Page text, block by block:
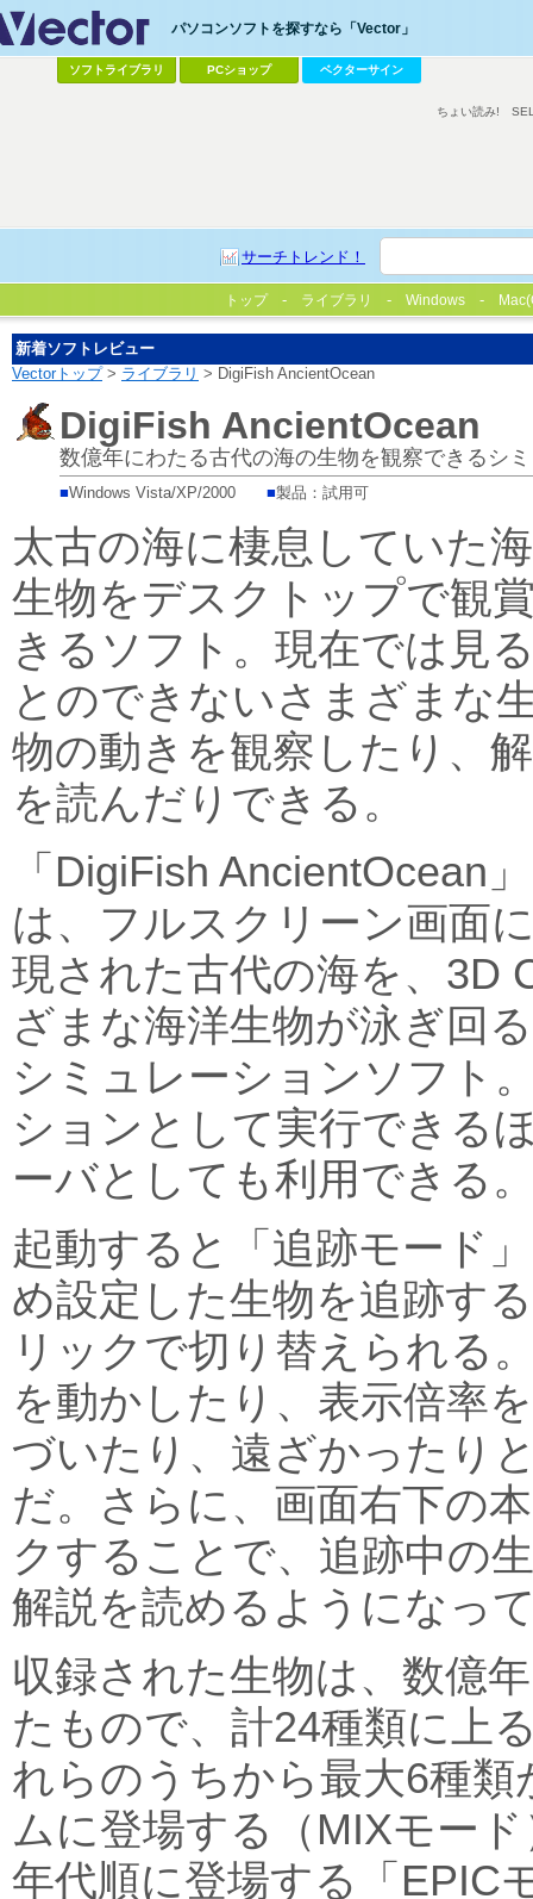
パソコンソフトを探すなら「Vector」
ソフトライブラリ PCショップ ベクターサイン
サーチトレンド！
ちょい読み!
トップ ライブラリ Windows
新着ソフトレビュー
Vectorトップ> ライブラリ > DigiFish AncientOcean
DigiFish AncientOcean
数億年にわたる古代の海の生物を観察できるシ
■Windows Vista/XP/2000 ■製品：試用可
太古の海に棲息していた
生物をデスクトップで観
きるソフト。現在では見
とのできないさまざまな
物の動きを観察したり、
を読んだりできる。
「DigiFish AncientOcean」
は、フルスクリーン画面
現された古代の海を、3D
ざまな海洋生物が泳ぎ回
シミュレーションソフト
ションとして実行できる
ーバとしても利用できる
起動すると「追跡モード
め設定した生物を追跡す
リックで切り替えられる
を動かしたり、表示倍率
づいたり、遠ざかったり
だ。さらに、画面右下の
クすることで、追跡中の
解説を読めるようになっ
収録された生物は、数億
たもので、計24種類に上
れらのうちから最大6種
ムに登場する（MIXモー
年代順に登場する「EPIC